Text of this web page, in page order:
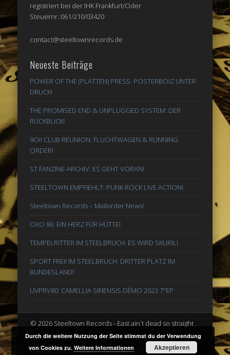
registriert bei der IHK Frankfurt/Oder
Steuernr.:061/210/03420
contact@steeltownrecords.de
Neueste Beiträge
POWER OF THE (PLATTEN) PRESS: POSTERBOIZ UNTER
DRUCK!
THE PROMISED END & UNPLUGGED SYSTEM: DER
RÜCKBLICK!
9Oi! CLUB REUNION: FLUCHTWAGEN & RUNNING
ORDER!
ST FANZINE-ARCHIV: ES GEHT VORAN!
STEELTOWN EMPFIEHLT: PUNK ROCK LIVE ACTION!
Steeltown Records – Mailorder News!
OXO 86: EIN HERZ FÜR HÜTTE!
TEMPELRITTER IM STEELBRUCH: ES WIRD SKURIL!
SPORT FREI! IM STEELBRUCH: DRITTER PLATZ IM
BUNDESLAND!
UVPRV80: CAMELLIA SINENSIS DÉMO 2023 7″EP
© 2026 Steeltown Records - East ain`t dead so straight
ahead
Powered byPinboard ThemebyOne Designsand
Durch die weitere Nutzung der Seite stimmst du der Verwendung
von Cookies zu.Weitere Informationen Akzeptieren